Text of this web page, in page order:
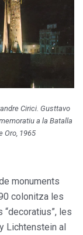
Cirici. Gusttavo
a la Batalla
Oro, 1965
monuments
colonitza les
les
Lichtenstein al